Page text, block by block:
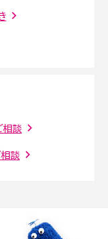
続方法を解説
レるケースや撮り方も解
法を解説
ペックを比較して解説
相談
談